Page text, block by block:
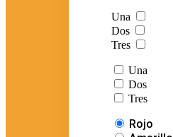
Una
Dos
Tres
Una
Dos
Tres
Rojo